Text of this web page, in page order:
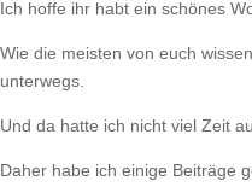
Ich hoffe ihr habt ein schönes
Wie die meisten von euch
unterwegs.
Und da hatte ich nicht viel Zeit
Daher habe ich einige Beiträge